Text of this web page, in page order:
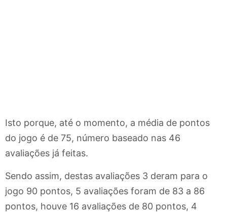
Isto porque, até o momento, a média de pontos
do jogo é de 75, número baseado nas 46
avaliações já feitas.
Sendo assim, destas avaliações 3 deram para o
jogo 90 pontos, 5 avaliações foram de 83 a 86
pontos, houve 16 avaliações de 80 pontos, 4